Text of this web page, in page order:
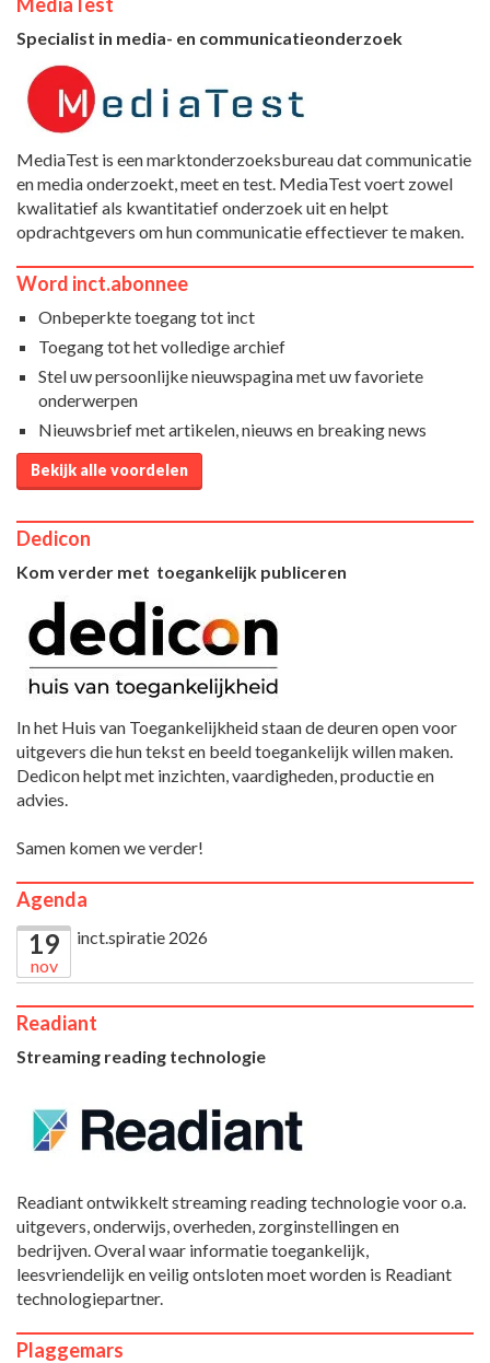
Specialist in media- en communicatieonderzoek
MediaTest is een marktonderzoeksbureau dat communicatie
en media onderzoekt, meet en test. MediaTest voert zowel
kwalitatief als kwantitatief onderzoek uit en helpt
opdrachtgevers om hun communicatie effectiever te maken.
Word inct.abonnee
Onbeperkte toegang tot inct
Toegang tot het volledige archief
Stel uw persoonlijke nieuwspagina met uw favoriete
onderwerpen
Nieuwsbrief met artikelen, nieuws en breaking news
Bekijk alle voordelen
Dedicon
Kom verder met toegankelijk publiceren
In het Huis van Toegankelijkheid staan de deuren open voor
uitgevers die hun tekst en beeld toegankelijk willen maken.
Dedicon helpt met inzichten, vaardigheden, productie en
advies.
Samen komen we verder!
Agenda
19
nov
inct.spiratie 2026
Readiant
Streaming reading technologie
Readiant ontwikkelt streaming reading technologie voor o.a.
uitgevers, onderwijs, overheden, zorginstellingen en
bedrijven. Overal waar informatie toegankelijk,
leesvriendelijk en veilig ontsloten moet worden is Readiant
technologiepartner.
Plaggemars